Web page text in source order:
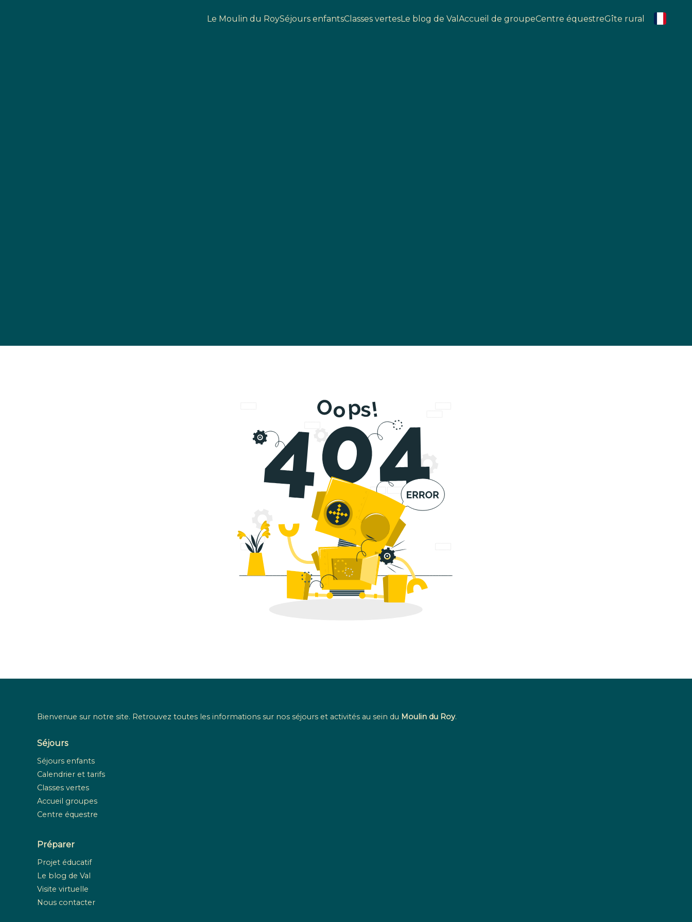
Le Moulin du RoySéjours enfantsClasses vertesLe blog de Val Accueil de groupeCentre équestreGîte rural
Bienvenue sur notre site. Retrouvez toutes les informations sur nos séjours et activités au sein du Moulin du Roy.
Séjours
Séjours enfants
Calendrier et tarifs
Classes vertes
Accueil groupes
Centre équestre
Préparer
Projet éducatif
Le blog de Val
Visite virtuelle
Nous contacter